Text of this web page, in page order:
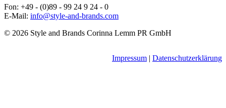
Fon: +49 - (0)89 - 99 24 9 24 - 0
E-Mail: info@style-and-brands.com
© 2026 Style and Brands Corinna Lemm PR GmbH
Impressum | Datenschutzerklärung